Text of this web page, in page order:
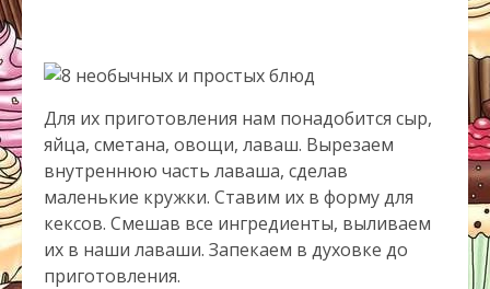
Для их приготовления нам понадобится сыр,
яйца, сметана, овощи, лаваш. Вырезаем
внутреннюю часть лаваша, сделав
маленькие кружки. Ставим их в форму для
кексов. Смешав все ингредиенты, выливаем
их в наши лаваши. Запекаем в духовке до
приготовления.